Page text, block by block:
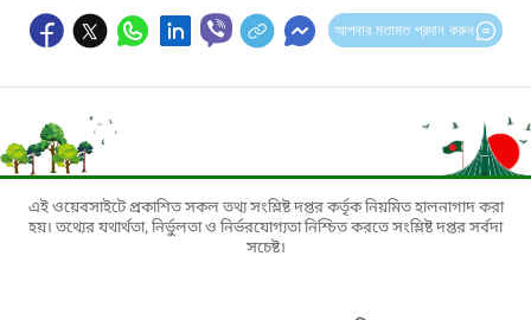
আপনার মতামত প্রদান করুন
এই ওয়েবসাইটে প্রকাশিত সকল তথ্য সংশ্লিষ্ট দপ্তর কর্তৃক নিয়মিত হালনাগাদ করা
হয়। তথ্যের যথার্থতা, নির্ভুলতা ও নির্ভরযোগ্যতা নিশ্চিত করতে সংশ্লিষ্ট দপ্তর সর্বদা
সচেষ্ট।